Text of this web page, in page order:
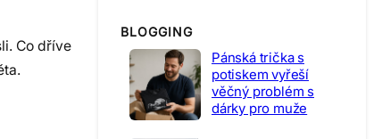
Co dříve
BLOGGING
Pánská trička s
potiskem vyřeší
věčný problém s
dárky pro muže